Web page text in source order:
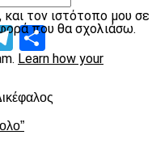
Telegram
τον ιστότοπο μου σε
που θα σχολιάσω.
Learn how your